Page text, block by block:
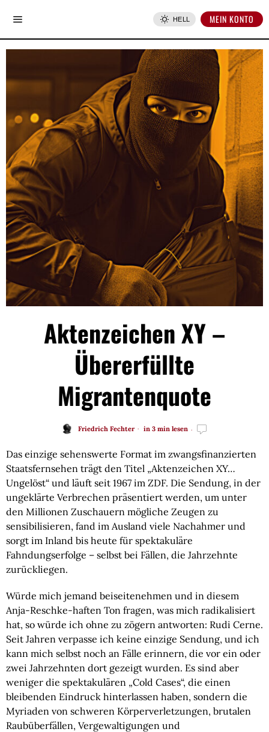
HELL MEIN KONTO
Aktenzeichen XY –
Übererfüllte
Migrantenquote
Friedrich Fechter in 3 min lesen
Das einzige sehenswerte Format im zwangsfinanzierten
Staatsfernsehen trägt den Titel „Aktenzeichen XY…
Ungelöst“ und läuft seit 1967 im ZDF. Die Sendung, in der
ungeklärte Verbrechen präsentiert werden, um unter
den Millionen Zuschauern mögliche Zeugen zu
sensibilisieren, fand im Ausland viele Nachahmer und
sorgt im Inland bis heute für spektakuläre
Fahndungserfolge – selbst bei Fällen, die Jahrzehnte
zurückliegen.
Würde mich jemand beiseitenehmen und in diesem
Anja-Reschke-haften Ton fragen, was mich radikalisiert
hat, so würde ich ohne zu zögern antworten: Rudi Cerne.
Seit Jahren verpasse ich keine einzige Sendung, und ich
kann mich selbst noch an Fälle erinnern, die vor ein oder
zwei Jahrzehnten dort gezeigt wurden. Es sind aber
weniger die spektakulären „Cold Cases“, die einen
bleibenden Eindruck hinterlassen haben, sondern die
Myriaden von schweren Körperverletzungen, brutalen
Raubüberfällen, Vergewaltigungen und